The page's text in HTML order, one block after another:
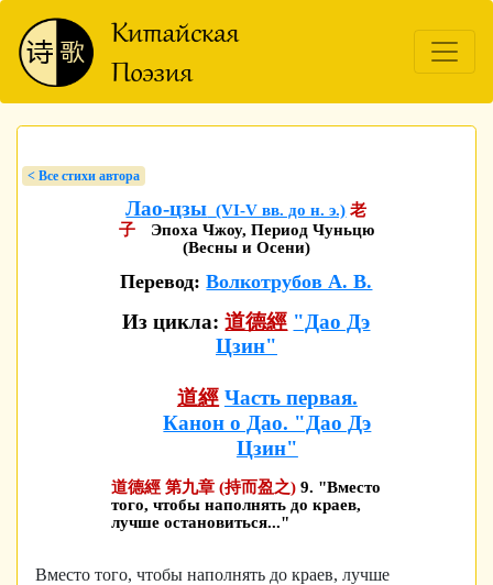
< Bсе стихи автора
Лао-цзы (VI-V вв. до н. э.) 老
子
Эпоха Чжоу, Период Чуньцю
(Весны и Осени)
Перевод:Волкотрубов А. В.
Из цикла:道德經 "Дао Дэ
Цзин"
道經 Часть первая.
Канон о Дао. "Дао Дэ
Цзин"
道德經 第九章 (持而盈之) 9. "Вместо
того, чтобы наполнять до краев,
лучше остановиться..."
Вместо того, чтобы наполнять до краев, лучше